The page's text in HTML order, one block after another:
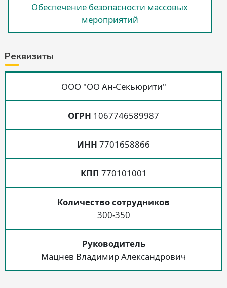
Обеспечение безопасности массовых
мероприятий
Реквизиты
ООО "ОО Ан-Секьюрити"
ОГРН 1067746589987
ИНН 7701658866
КПП 770101001
Количество сотрудников
300-350
Руководитель
Мацнев Владимир Александрович